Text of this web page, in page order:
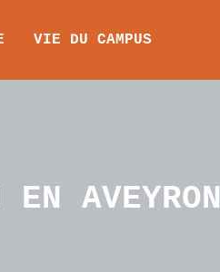
VIE DU CAMPUS
AVEYRON